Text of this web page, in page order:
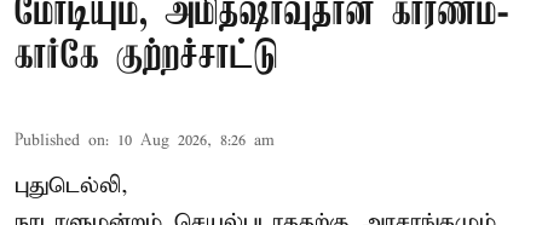
மோடியும், அமித்ஷாவுதான் காரணம்-
கார்கே குற்றச்சாட்டு
Published on: 10 Aug 2026, 8:26 am
புதுடெல்லி,